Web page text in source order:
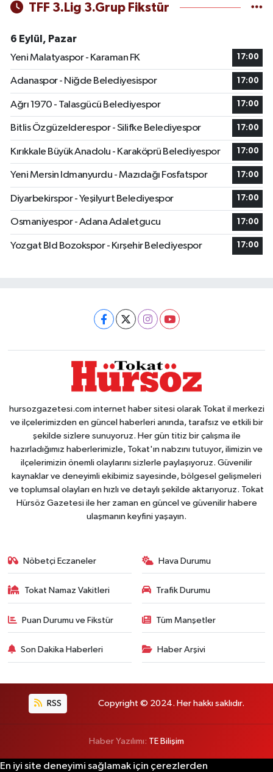
TFF 3.Lig 3.Grup Fikstür
6 Eylül, Pazar
Yeni Malatyaspor - Karaman FK
17:00
Adanaspor - Niğde Belediyesispor 17:00
Ağrı 1970 - Talasgücü Belediyespor 17:00
Bitlis Özgüzelderespor - Silifke Belediyespor 17:00
Kırıkkale Büyük Anadolu - Karaköprü Belediyespor 17:00
Yeni Mersin Idmanyurdu - Mazıdağı Fosfatspor 17:00
Diyarbekirspor - Yeşilyurt Belediyespor 17:00
Osmaniyespor - Adana Adaletgucu 17:00
Yozgat Bld Bozokspor - Kırşehir Belediyespor 17:00
hursozgazetesi.com internet haber sitesi olarak Tokat il merkezi
ve ilçelerimizden en güncel haberleri anında, tarafsız ve etkili bir
şekilde sizlere sunuyoruz. Her gün titiz bir çalışma ile
hazırladığımız haberlerimizle, Tokat'ın nabzını tutuyor, ilimizin ve
ilçelerimizin önemli olaylarını sizlerle paylaşıyoruz. Güvenilir
kaynaklar ve deneyimli ekibimiz sayesinde, bölgesel gelişmeleri
ve toplumsal olayları en hızlı ve detaylı şekilde aktarıyoruz. Tokat
Hürsöz Gazetesi ile her zaman en güncel ve güvenilir habere
ulaşmanın keyfini yaşayın.
Nöbetçi Eczaneler Hava Durumu
Tokat Namaz Vakitleri Trafik Durumu
Puan Durumu ve Fikstür Tüm Manşetler
Son Dakika Haberleri Haber Arşivi
RSS Copyright © 2024. Her hakkı saklıdır.
Haber Yazılımı: TE Bilişim
En iyi site deneyimi sağlamak için çerezlerden